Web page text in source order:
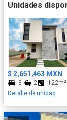
Unidades
$ 2,651,463 MXN
3 2
122m²
Detalle de unidad